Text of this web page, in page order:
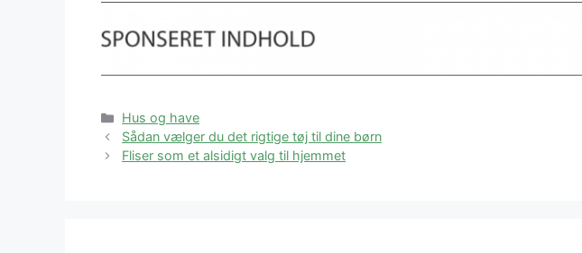
Kategorier
Hus og have
Sådan vælger du det rigtige tøj til dine børn
Fliser som et alsidigt valg til hjemmet